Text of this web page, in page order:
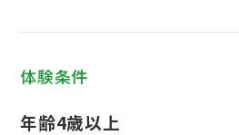
体験条件
年齢4歳以上